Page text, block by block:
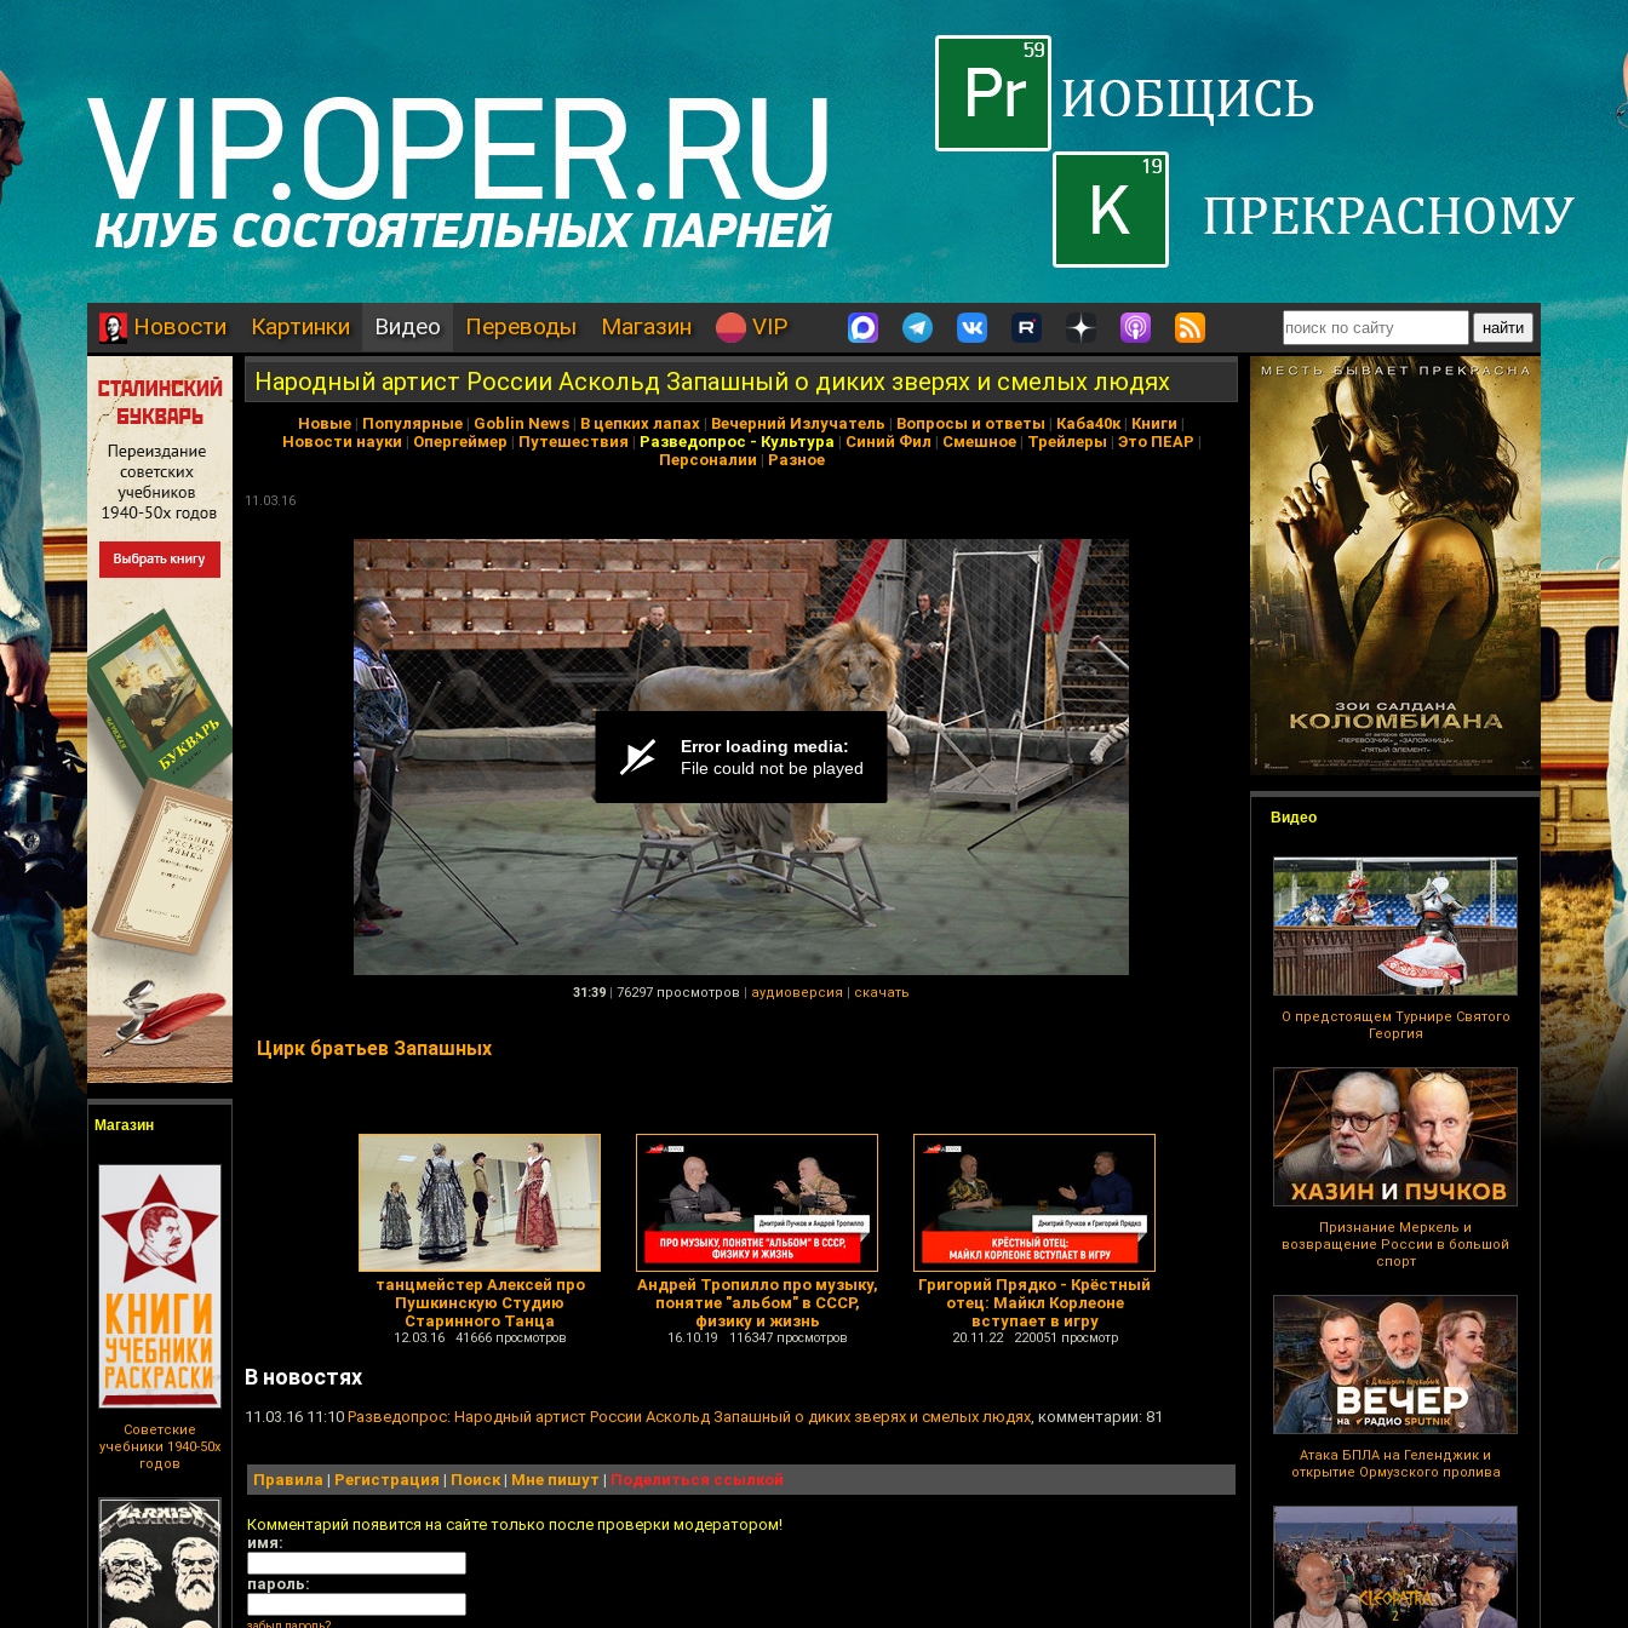
Новости Картинки Видео Переводы Магазин VIP
Магазин
Советские
учебники 1940-50х
годов
Видео
О предстоящем Турнире Святого
Георгия
Признание Меркель и
возвращение России в большой
спорт
Атака БПЛА на Геленджик и
открытие Ормузского пролива
Народный артист России Аскольд Запашный о диких зверях и смелых людях
Новые | Популярные | Goblin News | В цепких лапах | Вечерний Излучатель | Вопросы и ответы | Каба40к| Книги |
Новости науки | Опергеймер | Путешествия | Разведопрос - Культура | Синий Фил | Смешное| Трейлеры | Это ПЕАР |
Персоналии | Разное
11.03.16
31:39 | 76297 просмотров | аудиоверсия | скачать
Цирк братьев Запашных
танцмейстер Алексей про
Пушкинскую Студию
Старинного Танца
12.03.16 41666 просмотров
Андрей Тропилло про музыку,
понятие "альбом" в СССР,
физику и жизнь
16.10.19 116347 просмотров
Григорий Прядко - Крёстный
отец: Майкл Корлеоне
вступает в игру
20.11.22 220051 просмотр
В новостях
11.03.16 11:10 Разведопрос: Народный артист России Аскольд Запашный о диких зверях и смелых людях, комментарии: 81
Правила | Регистрация | Поиск| Мне пишут | Поделиться ссылкой
Комментарий появится на сайте только после проверки модератором!
имя:
пароль: